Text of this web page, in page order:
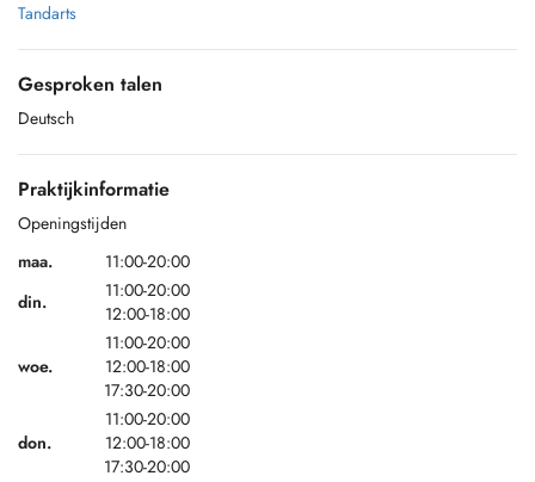
Tandarts
Gesproken talen
Deutsch
Praktijkinformatie
Openingstijden
maa.
11:00-20:00
din.
11:00-20:00
12:00-18:00
woe.
11:00-20:00
12:00-18:00
17:30-20:00
don.
11:00-20:00
12:00-18:00
17:30-20:00